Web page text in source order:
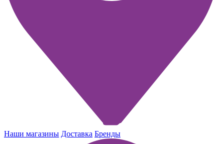
Наши магазины Доставка Бренды